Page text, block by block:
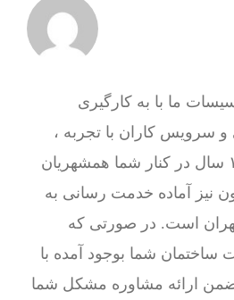
ما با به‌ کارگیری
سرویس کاران با تجربه ،
افتخار دارد بیش از ۱۵ سال در کنار شما همشهریان
نیز آماده خدمت رسانی به
۲۲ گانه تهران است. در صورتی که
شما بوجود آمده با
ضمن ارائه مشاوره مشکل شما